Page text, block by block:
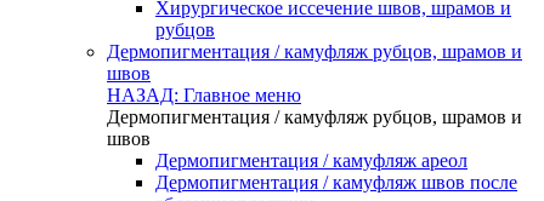
Хирургическое иссечение швов, шрамов и
рубцов
Дермопигментация / камуфляж рубцов, шрамов и
швов
НАЗАД: Главное меню
Дермопигментация / камуфляж рубцов, шрамов и
швов
Дермопигментация / камуфляж ареол
Дермопигментация / камуфляж швов после